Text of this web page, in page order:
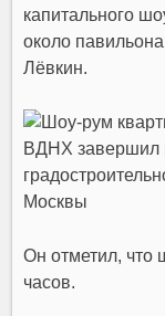
капитального
около
Лёвкин.
Он отметил, что
часов.